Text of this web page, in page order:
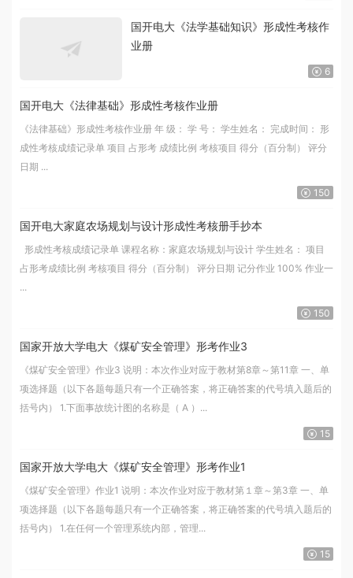
国开电大《法学基础知识》形成性考核作
业册
6
国开电大《法律基础》形成性考核作业册
《法律基础》形成性考核作业册 年 级： 学 号： 学生姓名： 完成时间： 形
成性考核成绩记录单 项目 占形考 成绩比例 考核项目 得分（百分制） 评分
日期 ...
150
国开电大家庭农场规划与设计形成性考核册手抄本
形成性考核成绩记录单 课程名称：家庭农场规划与设计 学生姓名： 项目
占形考成绩比例 考核项目 得分（百分制） 评分日期 记分作业 100% 作业一
...
150
国家开放大学电大《煤矿安全管理》形考作业3
《煤矿安全管理》作业3 说明：本次作业对应于教材第8章～第11章 一、单
项选择题（以下各题每题只有一个正确答案，将正确答案的代号填入题后的
括号内） 1.下面事故统计图的名称是（ A ）...
15
国家开放大学电大《煤矿安全管理》形考作业1
《煤矿安全管理》作业1 说明：本次作业对应于教材第１章～第3章 一、单
项选择题（以下各题每题只有一个正确答案，将正确答案的代号填入题后的
括号内） 1.在任何一个管理系统内部，管理...
15